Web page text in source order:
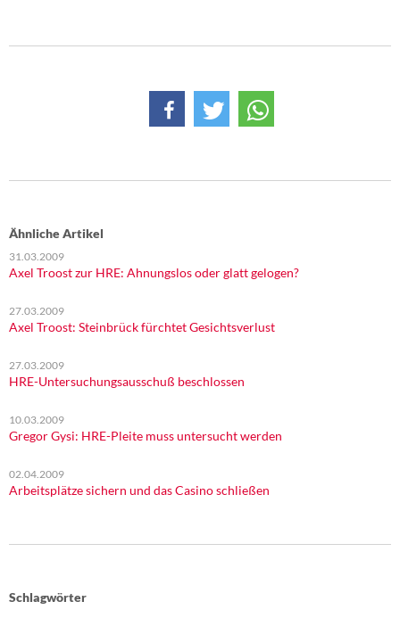
Ähnliche Artikel
31.03.2009
Axel Troost zur HRE: Ahnungslos oder glatt gelogen?
27.03.2009
Axel Troost: Steinbrück fürchtet Gesichtsverlust
27.03.2009
HRE-Untersuchungsausschuß beschlossen
10.03.2009
Gregor Gysi: HRE-Pleite muss untersucht werden
02.04.2009
Arbeitsplätze sichern und das Casino schließen
Schlagwörter